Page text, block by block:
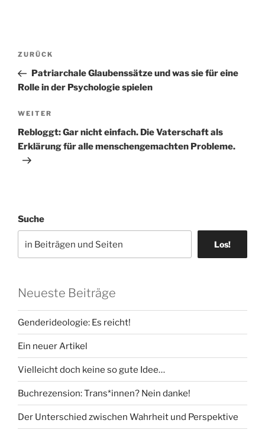
Beitragsnavigation
Vorheriger
Beitrag
ZURÜCK
Patriarchale Glaubenssätze und was sie für eine
Rolle in der Psychologie spielen
Nächster
Beitrag
WEITER
Rebloggt: Gar nicht einfach. Die Vaterschaft als
Erklärung für alle menschengemachten Probleme.
Suche
Los!
Neueste Beiträge
Genderideologie: Es reicht!
Ein neuer Artikel
Vielleicht doch keine so gute Idee…
Buchrezension: Trans*innen? Nein danke!
Der Unterschied zwischen Wahrheit und Perspektive